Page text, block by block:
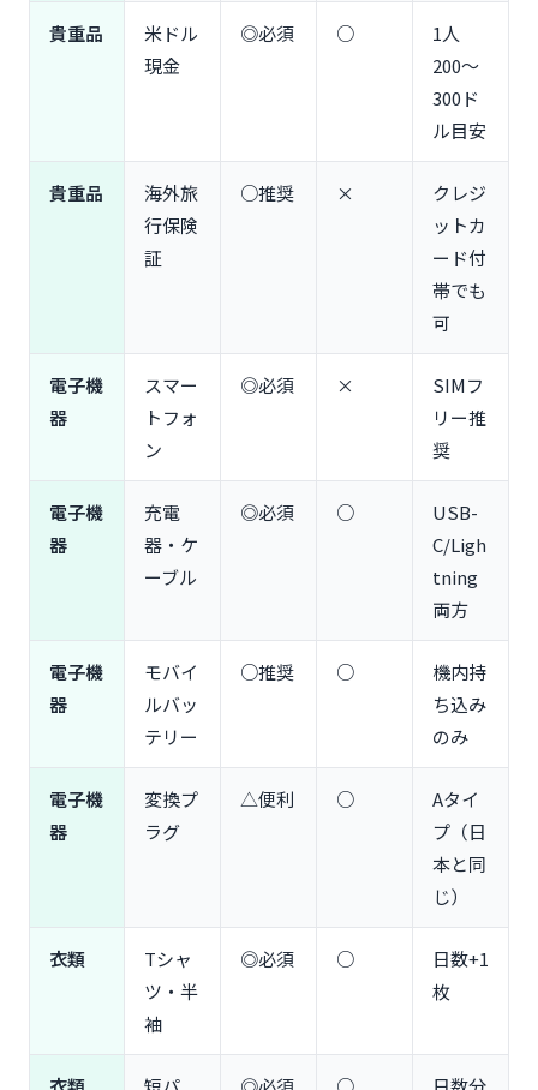
現地で安く買える物（水・スナック・歯ブラシ）
女性向けアイテム（生理用品・化粧品・ヘアアイロ
手順
Guam-CNMI ETA（電子渡航認証）の申請方法
EDF（電子税関申告書）の事前登録
【電子機器・ガジェット】旅行を快適にするアイテ
モバイルバッテリー（Anker PowerCore 10000・
20000mAh以下）
Wi-Fiルーター・eSIM（グローバルWiFi・trifa・楽
天モバイル）
電源タップ・充電器（エレコム USBタップ・Anker
PowerPort）
撮影機材（GoPro HERO12・Insta360レンタル）
【持ち込み禁止品】没収されないための完全リス
機内持ち込みNG（100ml超液体・刃物・スプレー
缶）
グアム入国NG（肉類・果物・植物・乳製品）
日本帰国時の制限（タバコ・酒の免税範囲）
【現地調達スポット】グアムで買い物できる場所
Kマート（24時間営業・日用品からお土産まで）
JPスーパーストア（ブランド・お土産）
よくある質問
Q1. グアムで変圧器は必要ですか？
Q2. 現金はいくら持っていけばいいですか？
貴重品
米ドル
現金
◎必須 ○
1人
200〜
300ド
ル目安
貴重品
海外旅
行保険
証
○推奨 ×
クレジ
ットカ
ード付
帯でも
可
電子機
器
スマー
トフォ
ン
◎必須 ×
SIMフ
リー推
奨
電子機
器
充電
器・ケ
ーブル
◎必須 ○
USB-
C/Ligh
tning
両方
電子機
器
モバイ
ルバッ
テリー
○推奨 ○
機内持
ち込み
のみ
電子機
器
変換プ
ラグ
△便利 ○
Aタイ
プ（日
本と同
じ）
衣類
Tシャ
ツ・半
袖
◎必須 ○
日数+1
枚